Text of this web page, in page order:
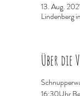
13. Aug.
Lindenberg
Über